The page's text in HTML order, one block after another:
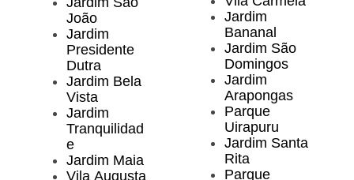
João
Jardim
Presidente
Dutra
Jardim Bela
Vista
Jardim
Tranquilidad
e
Jardim Maia
Vila Augusta
Jardim
Bananal
Jardim São
Domingos
Jardim
Arapongas
Parque
Uirapuru
Jardim Santa
Rita
Parque